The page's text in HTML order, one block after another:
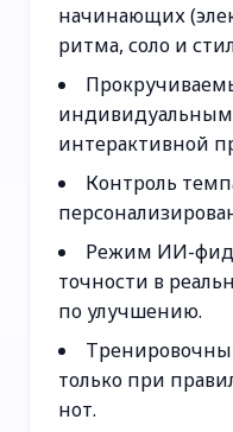
начинающих
ритма, соло и
интерактивной
Контроль
Режим ИИ-
точности в
по улучшению.
только при
нот.